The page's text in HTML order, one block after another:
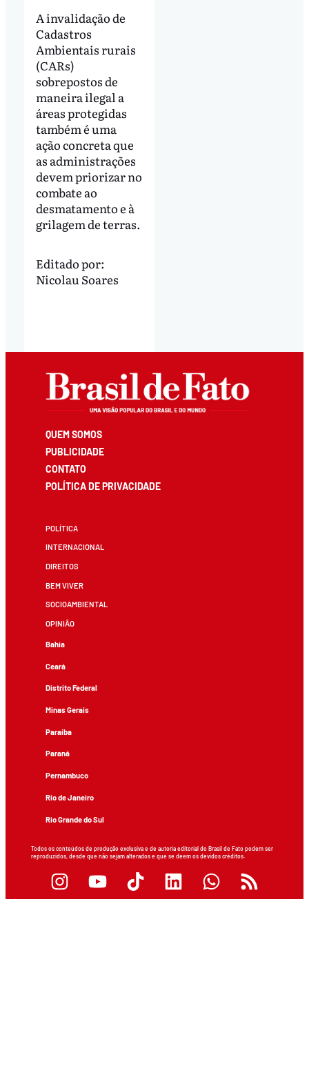
A invalidação de
Cadastros
Ambientais rurais
(CARs)
sobrepostos de
maneira ilegal a
áreas protegidas
também é uma
ação concreta que
as administrações
devem priorizar no
combate ao
desmatamento e à
grilagem de terras.
Editado por:
Nicolau Soares
QUEM SOMOS
PUBLICIDADE
CONTATO
POLÍTICA DE PRIVACIDADE
POLÍTICA
INTERNACIONAL
DIREITOS
BEM VIVER
SOCIOAMBIENTAL
OPINIÃO
Bahia
Ceará
Distrito Federal
Minas Gerais
Paraíba
Paraná
Pernambuco
Rio de Janeiro
Rio Grande do Sul
Todos os conteúdos de produção exclusiva e de autoria editorial do Brasil de Fato podem ser
reproduzidos, desde que não sejam alterados e que se deem os devidos créditos.